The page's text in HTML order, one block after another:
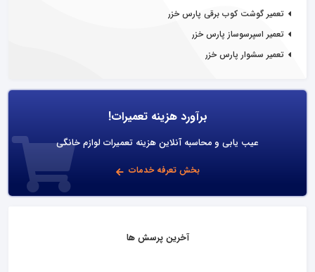
تعمیر گوشت کوب برقی پارس خزر
تعمیر اسپرسوساز پارس خزر
تعمیر سشوار پارس خزر
برآورد هزینه تعمیرات!
عیب یابی و محاسبه آنلاین هزینه تعمیرات لوازم خانگی
بخش تعرفه خدمات
آخرین پرسش ها